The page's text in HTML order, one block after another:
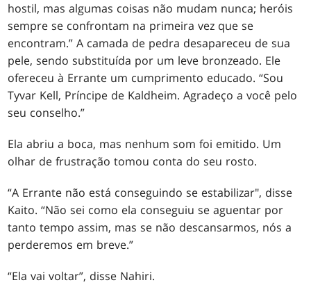
hostil, mas algumas coisas não mudam nunca; heróis
sempre se confrontam na primeira vez que se
encontram.” A camada de pedra desapareceu de sua
pele, sendo substituída por um leve bronzeado. Ele
ofereceu à Errante um cumprimento educado. “Sou
Tyvar Kell, Príncipe de Kaldheim. Agradeço a você pelo
seu conselho.”
Ela abriu a boca, mas nenhum som foi emitido. Um
olhar de frustração tomou conta do seu rosto.
“A Errante não está conseguindo se estabilizar", disse
Kaito. “Não sei como ela conseguiu se aguentar por
tanto tempo assim, mas se não descansarmos, nós a
perderemos em breve.”
“Ela vai voltar”, disse Nahiri.